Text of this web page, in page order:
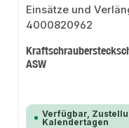
ASW
Verfügbar,
Kalendertagen